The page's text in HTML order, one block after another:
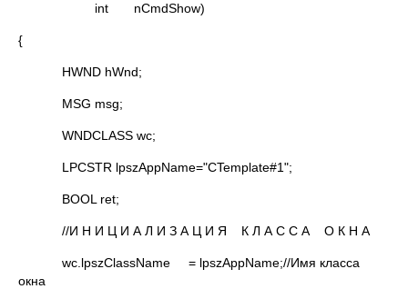
int nCmdShow)
{
HWND hWnd;
MSG msg;
WNDCLASS wc;
LPCSTR lpszAppName="CTemplate#1";
BOOL ret;
//И Н И Ц И А Л И З А Ц И Я К Л А С С А О К Н А
wc.lpszClassName = lpszAppName;//Имя класса
окна